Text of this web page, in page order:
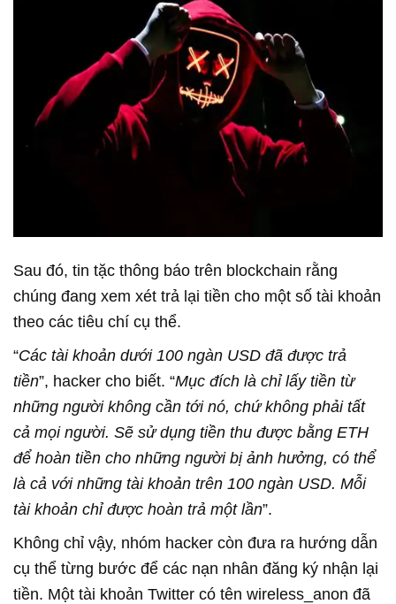
Sau đó, tin tặc thông báo trên blockchain rằng
chúng đang xem xét trả lại tiền cho một số tài khoản
theo các tiêu chí cụ thể.
“Các tài khoản dưới 100 ngàn USD đã được trả
tiền”, hacker cho biết. “Mục đích là chỉ lấy tiền từ
những người không cần tới nó, chứ không phải tất
cả mọi người. Sẽ sử dụng tiền thu được bằng ETH
để hoàn tiền cho những người bị ảnh hưởng, có thể
là cả với những tài khoản trên 100 ngàn USD. Mỗi
tài khoản chỉ được hoàn trả một lần”.
Không chỉ vậy, nhóm hacker còn đưa ra hướng dẫn
cụ thể từng bước để các nạn nhân đăng ký nhận lại
tiền. Một tài khoản Twitter có tên wireless_anon đã